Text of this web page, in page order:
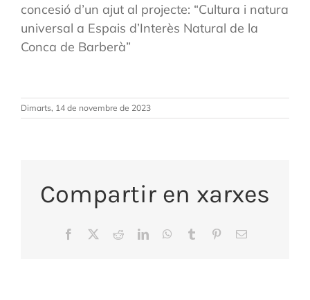
concesió d’un ajut al projecte: “Cultura i natura
universal a Espais d’Interès Natural de la
Conca de Barberà”
Dimarts, 14 de novembre de 2023
Compartir en xarxes
Facebook RedditLinkedInWhatsApp
Tumblr PinterestEmail: